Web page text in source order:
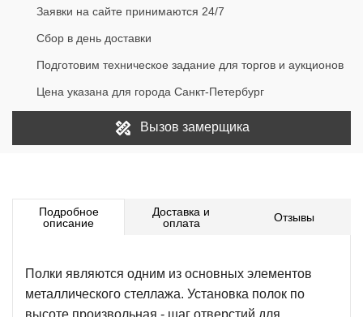
Заявки на сайте принимаются 24/7
Сбор в день доставки
Подготовим техническое задание для торгов и аукционов
Цена указана для города Санкт-Петербург
Вызов замерщика
Подробное
описание
Доставка и
оплата
Отзывы
Полки являются одним из основных элементов
металлического стеллажа. Установка полок по
высоте произвольная - шаг отверстий для